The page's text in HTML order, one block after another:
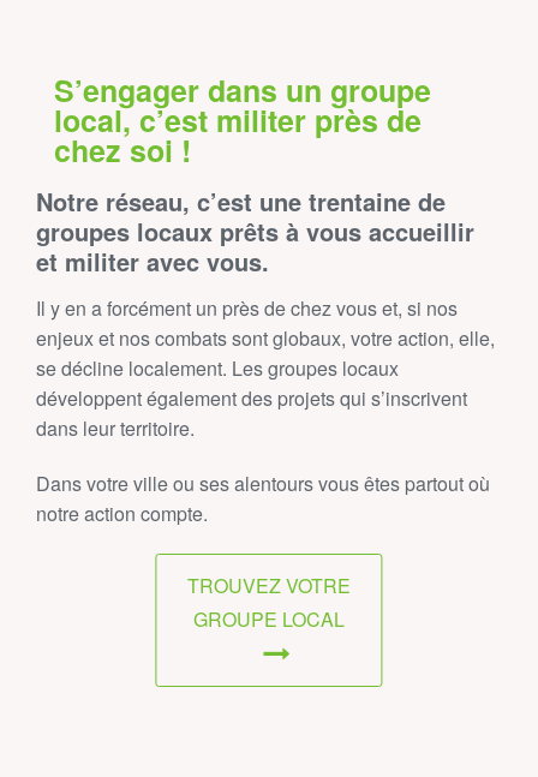
S’engager dans un groupe
local, c’est militer près de
chez soi !
Notre réseau, c’est une trentaine de
groupes locaux prêts à vous accueillir
et militer avec vous.
Il y en a forcément un près de chez vous et, si nos
enjeux et nos combats sont globaux, votre action, elle,
se décline localement. Les groupes locaux
développent également des projets qui s’inscrivent
dans leur territoire.
Dans votre ville ou ses alentours vous êtes partout où
notre action compte.
TROUVEZ VOTRE
GROUPE LOCAL